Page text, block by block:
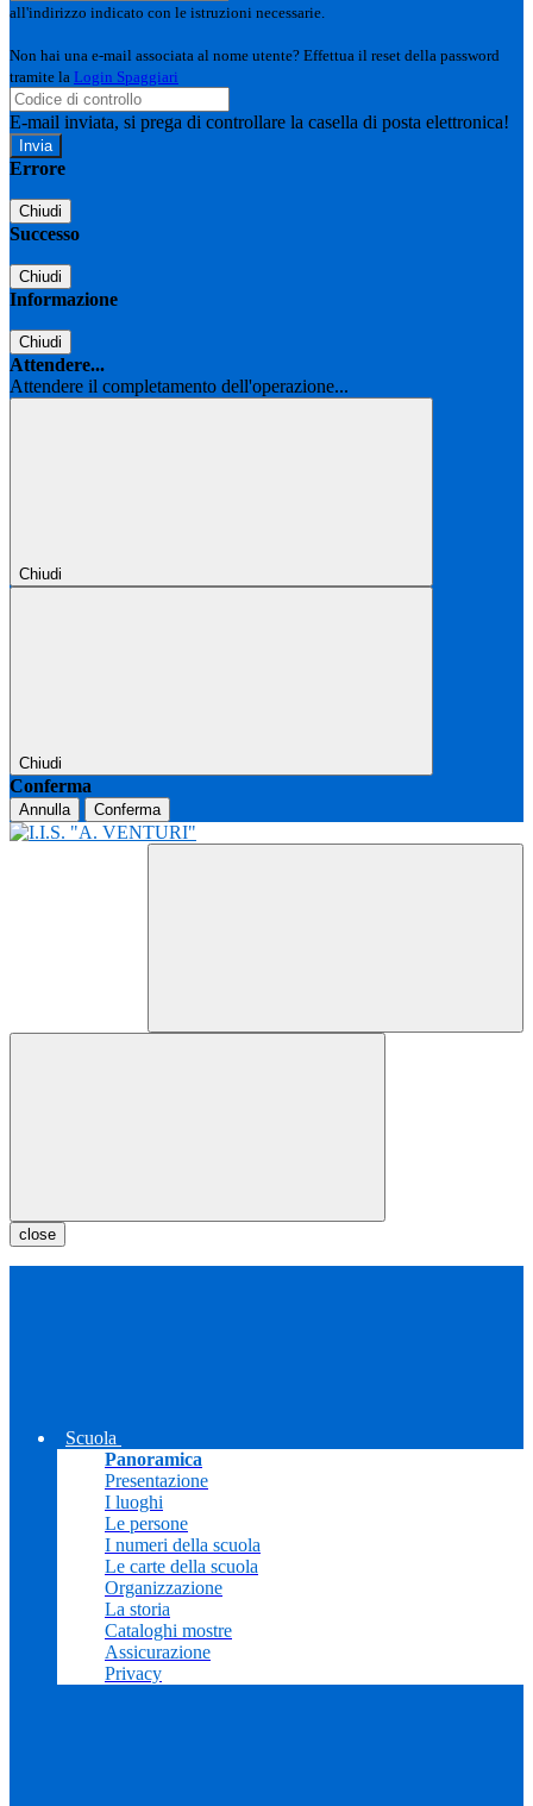
all'indirizzo indicato con le istruzioni necessarie.
Non hai una e-mail associata al nome utente? Effettua il reset della password
tramite la Login Spaggiari
E-mail inviata, si prega di controllare la casella di posta elettronica!
Errore
Chiudi
Successo
Chiudi
Informazione
Chiudi
Attendere...
Attendere il completamento dell'operazione...
Chiudi
Chiudi
Conferma
Annulla Conferma
close
Scuola
Panoramica
Presentazione
I luoghi
Le persone
I numeri della scuola
Le carte della scuola
Organizzazione
La storia
Cataloghi mostre
Assicurazione
Privacy